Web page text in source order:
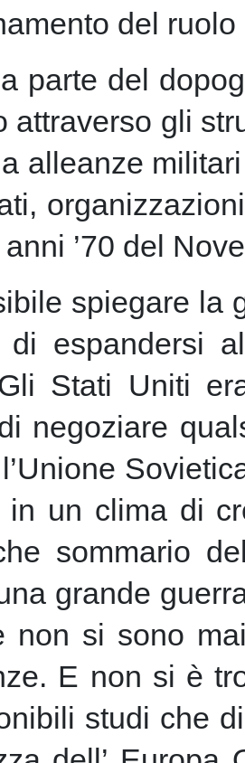
del
parte del
attraverso gli
alleanze
’70 del
spiegare la
espandersi
Stati Uniti
negoziare
in un clima di
sommario
grande
non si sono
E non si è
studi che